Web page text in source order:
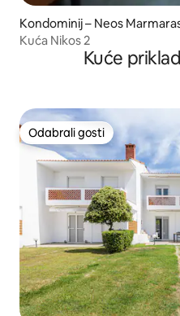
Kondominij – Neos
Kuća Nikos 2
Kuće
Odabrali gosti
Odabrali gosti